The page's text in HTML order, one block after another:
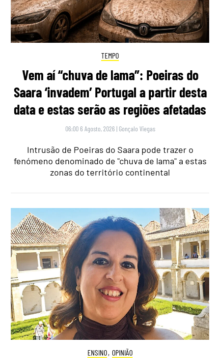
TEMPO
Vem aí “chuva de lama”: Poeiras do
Saara ‘invadem’ Portugal a partir desta
data e estas serão as regiões afetadas
06:00 6 Agosto, 2026 | Gonçalo Viegas
Intrusão de Poeiras do Saara pode trazer o
fenómeno denominado de "chuva de lama" a estas
zonas do território continental
ENSINO, OPINIÃO